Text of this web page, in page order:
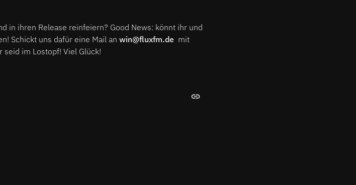
in ihren Release reinfeiern? Good News: könnt ihr und
Schickt uns dafür eine Mail an win@fluxfm.de mit
seid im Lostopf! Viel Glück!